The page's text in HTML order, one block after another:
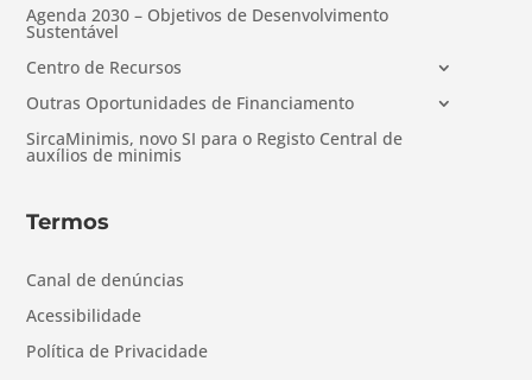
Agenda 2030 – Objetivos de Desenvolvimento
Sustentável
Centro de Recursos
Outras Oportunidades de Financiamento
SircaMinimis, novo SI para o Registo Central de
auxílios de minimis
Termos
Canal de denúncias
Acessibilidade
Política de Privacidade